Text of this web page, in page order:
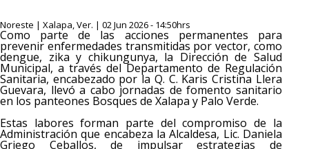
Noreste | Xalapa, Ver. | 02 Jun 2026 - 14:50hrs
Como parte de las acciones permanentes para
prevenir enfermedades transmitidas por vector, como
dengue, zika y chikungunya, la Dirección de Salud
Municipal, a través del Departamento de Regulación
Sanitaria, encabezado por la Q. C. Karis Cristina Llera
Guevara, llevó a cabo jornadas de fomento sanitario
en los panteones Bosques de Xalapa y Palo Verde.
Estas labores forman parte del compromiso de la
Administración que encabeza la Alcaldesa, Lic. Daniela
Griego Ceballos, de impulsar estrategias de